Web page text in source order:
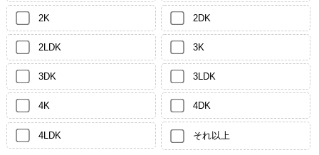
2K 2DK
2LDK 3K
3DK 3LDK
4K 4DK
4LDK それ以上